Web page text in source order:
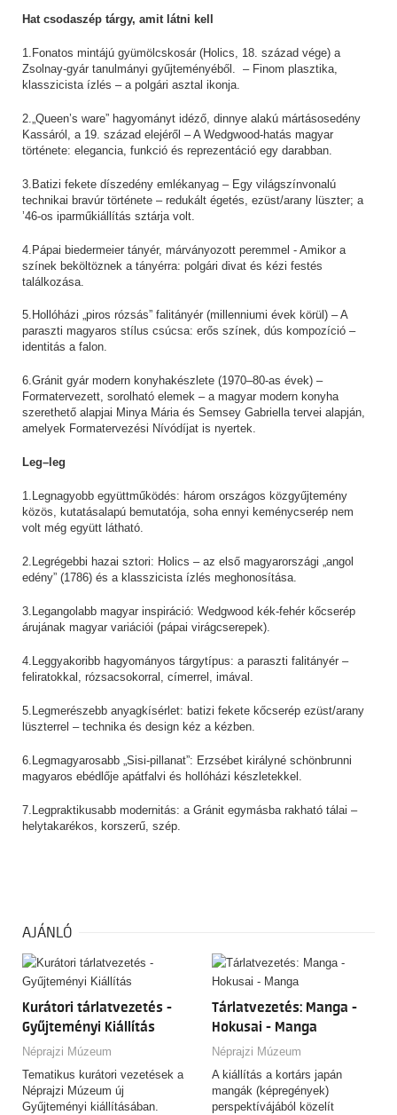
Hat csodaszép tárgy, amit látni kell
1.Fonatos mintájú gyümölcskosár (Holics, 18. század vége) a
Zsolnay-gyár tanulmányi gyűjteményéből. – Finom plasztika,
klasszicista ízlés – a polgári asztal ikonja.
2.„Queen’s ware” hagyományt idéző, dinnye alakú mártásosedény
Kassáról, a 19. század elejéről – A Wedgwood-hatás magyar
története: elegancia, funkció és reprezentáció egy darabban.
3.Batizi fekete díszedény emlékanyag – Egy világszínvonalú
technikai bravúr története – redukált égetés, ezüst/arany lüszter; a
’46-os iparműkiállítás sztárja volt.
4.Pápai biedermeier tányér, márványozott peremmel - Amikor a
színek beköltöznek a tányérra: polgári divat és kézi festés
találkozása.
5.Hollóházi „piros rózsás” falitányér (millenniumi évek körül) – A
paraszti magyaros stílus csúcsa: erős színek, dús kompozíció –
identitás a falon.
6.Gránit gyár modern konyhakészlete (1970–80-as évek) –
Formatervezett, sorolható elemek – a magyar modern konyha
szerethető alapjai Minya Mária és Semsey Gabriella tervei alapján,
amelyek Formatervezési Nívódíjat is nyertek.
Leg–leg
1.Legnagyobb együttműködés: három országos közgyűjtemény
közös, kutatásalapú bemutatója, soha ennyi keménycserép nem
volt még együtt látható.
2.Legrégebbi hazai sztori: Holics – az első magyarországi „angol
edény” (1786) és a klasszicista ízlés meghonosítása.
3.Legangolabb magyar inspiráció: Wedgwood kék-fehér kőcserép
árujának magyar variációi (pápai virágcserepek).
4.Leggyakoribb hagyományos tárgytípus: a paraszti falitányér –
feliratokkal, rózsacsokorral, címerrel, imával.
5.Legmerészebb anyagkísérlet: batizi fekete kőcserép ezüst/arany
lüszterrel – technika és design kéz a kézben.
6.Legmagyarosabb „Sisi-pillanat”: Erzsébet királyné schönbrunni
magyaros ebédlője apátfalvi és hollóházi készletekkel.
7.Legpraktikusabb modernitás: a Gránit egymásba rakható tálai –
helytakarékos, korszerű, szép.
AJÁNLÓ
Kurátori tárlatvezetés -
Gyűjteményi Kiállítás
Néprajzi Múzeum
Tematikus kurátori vezetések a
Néprajzi Múzeum új
Gyűjteményi kiállításában.
Tárlatvezetés: Manga -
Hokusai - Manga
Néprajzi Múzeum
A kiállítás a kortárs japán
mangák (képregények)
perspektívájából közelít